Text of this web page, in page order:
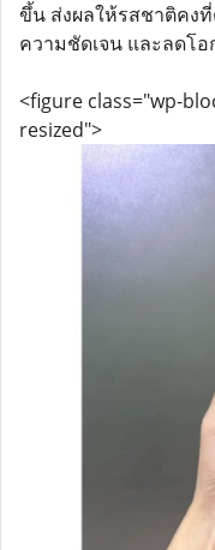
ขึ้น ส่งผลให้รสชาติคง
ความชัดเจน และลดโ
<figure class="wp-
resized">